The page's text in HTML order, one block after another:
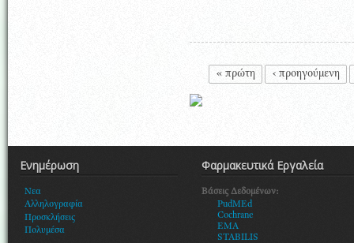
Σελίδες
« πρώτη ‹ προηγούμενη
Ενημέρωση
Νεα
Αλληλογραφία
Προσκλήσεις
Πολυμέσα
Φαρμακευτικά Εργαλεία
Βάσεις Δεδομένων:
PudMEd
Cochrane
EMA
STABILIS